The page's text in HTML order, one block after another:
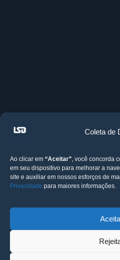
Coleta de
Ao clicar em “Aceitar” , você concorda
em seu dispositivo para melhorar a
site e auxiliar em nossos esforços de
Privacidade para maiores informações.